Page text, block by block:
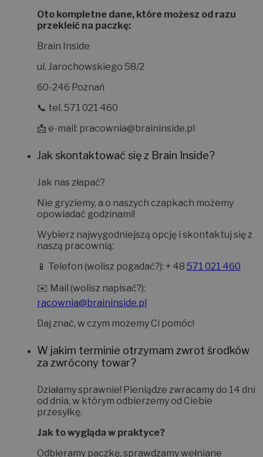
Oto kompletne dane, które możesz od razu
przekleić na paczkę:
Brain Inside
ul. Jarochowskiego 58/2
60-246 Poznań
📞 tel. 571 021 460
📩 e-mail: pracownia@braininside.pl
Jak skontaktować się z Brain Inside?
Jak nas złapać?
Nie gryziemy, a o naszych czapkach możemy
opowiadać godzinami!
Wybierz najwygodniejszą opcję i skontaktuj się z
naszą pracownią:
📱 Telefon (wolisz pogadać?): + 48 571 021 460
✉️ Mail (wolisz napisać?):
racownia@braininside.pl
Daj znać, w czym możemy Ci pomóc!
W jakim terminie otrzymam zwrot środków
za zwrócony towar?
Działamy sprawnie! Pieniądze zwracamy do 14 dni
od dnia, w którym odbierzemy od Ciebie
przesyłkę.
Jak to wygląda w praktyce?
Odbieramy paczkę, sprawdzamy wełniane